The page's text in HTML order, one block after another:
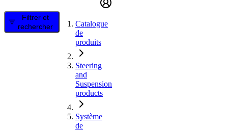
Filtrer et
rechercher
Catalogue
de
produits
Steering
and
Suspension
products
Système
de